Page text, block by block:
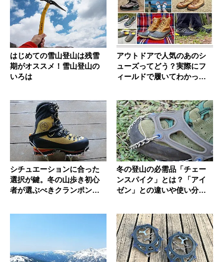
はじめての雪山登山は残雪
期がオススメ！雪山登山の
いろは
アウトドアで人気のあのシ
ューズってどう？実際にフ
ィールドで履いてわかった
シチュエーションに合った
選択が鍵。冬の山歩き初心
者が選ぶべきクランポン選
冬の登山の必需品「チェー
ンスパイク」とは？「アイ
ゼン」との違いや使い分け